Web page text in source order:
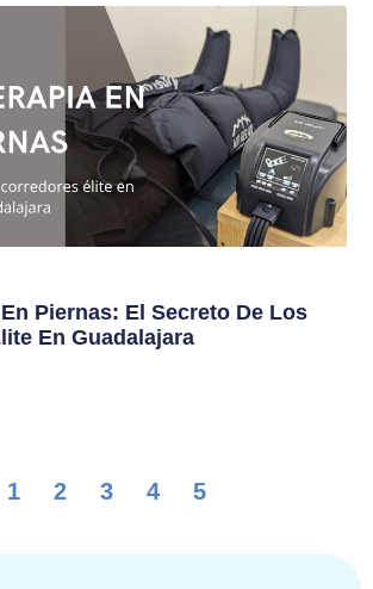
Piernas: El Secreto De Los
En Guadalajara
1 2 3 4 5